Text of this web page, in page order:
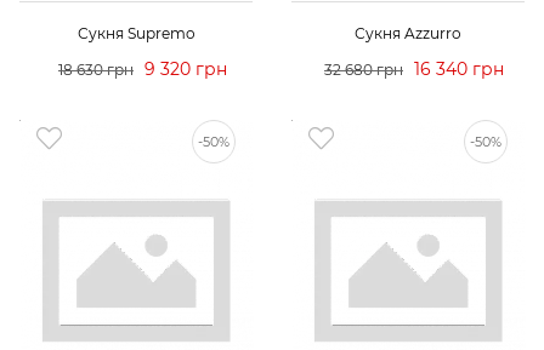
Сукня Supremo
18 630 грн 9 320 грн
Сукня Azzurro
32 680 грн 16 340 грн
-50% -50%